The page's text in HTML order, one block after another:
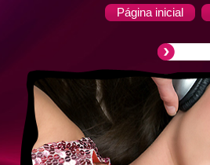
Página inicial